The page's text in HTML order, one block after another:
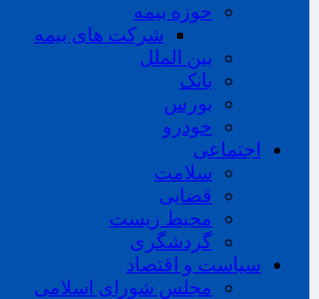
حوزه بیمه
شرکت های بیمه
بین الملل
بانک
بورس
خودرو
اجتماعی
سلامت
قضایی
محیط زیست
گردشگری
سیاست و اقتصاد
مجلس شورای اسلامی